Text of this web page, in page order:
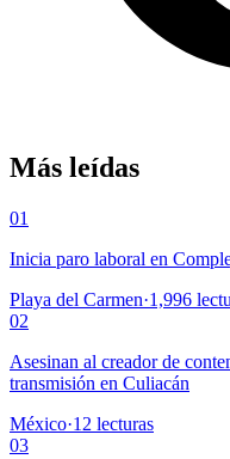
Más leídas
01
Inicia paro laboral en
Playa del Carmen·1,996
02
Asesinan al creador de
transmisión en Culiacán
México·12 lecturas
03